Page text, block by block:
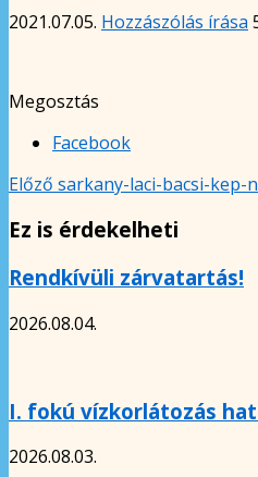
2021.07.05. Hozzászólás írása
Megosztás
Facebook
Előző sarkany-laci-bacsi-kep-
Ez is érdekelheti
Rendkívüli zárvatartás!
2026.08.04.
I. fokú vízkorlátozás
2026.08.03.